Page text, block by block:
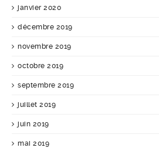
janvier 2020
décembre 2019
novembre 2019
octobre 2019
septembre 2019
juillet 2019
juin 2019
mai 2019